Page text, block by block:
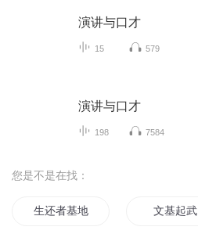
演讲与口才
15 579
演讲与口才
198 7584
您是不是在找：
生还者基地 文基起武